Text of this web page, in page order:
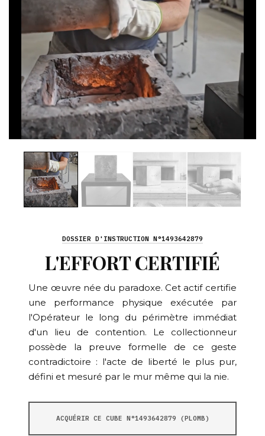
DOSSIER D'INSTRUCTION N°1493642879
L'EFFORT CERTIFIÉ
Une œuvre née du paradoxe. Cet actif certifie
une performance physique exécutée par
l'Opérateur le long du périmètre immédiat
d'un lieu de contention. Le collectionneur
possède la preuve formelle de ce geste
contradictoire : l'acte de liberté le plus pur,
défini et mesuré par le mur même qui la nie.
ACQUÉRIR CE CUBE N°1493642879 (PLOMB)